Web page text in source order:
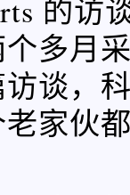
的访
多月
谈，
家伙